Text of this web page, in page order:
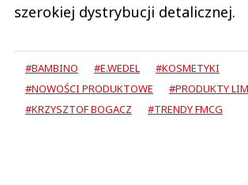
szerokiej dystrybucji detalicznej.
#BAMBINO #E.WEDEL
#KOSMETYKI
#NOWOŚCI PRODUKTOWE
#PRODUKTY
#KRZYSZTOF BOGACZ
#TRENDY FMCG